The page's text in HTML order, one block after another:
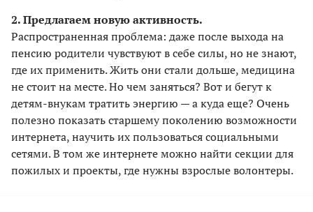
2. Предлагаем новую активность.
Распространенная проблема: даже после выхода на
пенсию родители чувствуют в себе силы, но не знают,
где их применить. Жить они стали дольше, медицина
не стоит на месте. Но чем заняться? Вот и бегут к
детям-внукам тратить энергию — а куда еще? Очень
полезно показать старшему поколению возможности
интернета, научить их пользоваться социальными
сетями. В том же интернете можно найти секции для
пожилых и проекты, где нужны взрослые волонтеры.